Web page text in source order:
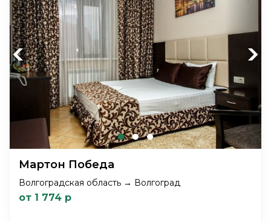
Previous Next
Мартон Победа
Волгоградская область → Волгоград
от 1 774 р